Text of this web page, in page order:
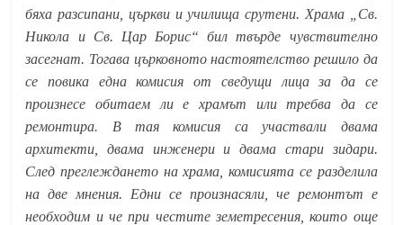
бяха разсипани, църкви и училища срутени. Храма „Св.
Никола и Св. Цар Борис“ бил твърде чувствително
засегнат. Тогава църковното настоятелство решило да
се повика една комисия от сведущи лица за да се
произнесе обитаем ли е храмът или требва да се
ремонтира. В тая комисия са участвали двама
архитекти, двама инженери и двама стари зидари.
След преглеждането на храма, комисията се разделила
на две мнения. Едни се произнасяли, че ремонтът е
необходим и че при честите земетресения, които още